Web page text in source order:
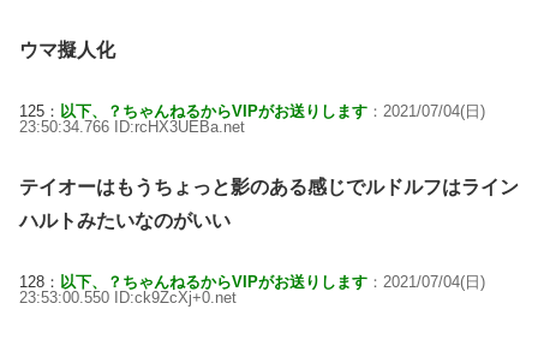
ウマ擬人化
125： 以下、？ちゃんねるからVIPがお送りします ：2021/07/04(日)
23:50:34.766 ID:rcHX3UEBa.net
テイオーはもうちょっと影のある感じでルドルフはライン
ハルトみたいなのがいい
128： 以下、？ちゃんねるからVIPがお送りします ：2021/07/04(日)
23:53:00.550 ID:ck9ZcXj+0.net